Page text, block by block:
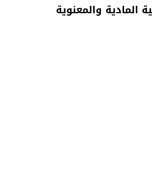
المادية والمعنوية